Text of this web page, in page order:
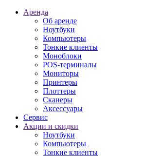
Аренда
Об аренде
Ноутбуки
Компьютеры
Тонкие клиенты
Моноблоки
POS-терминалы
Мониторы
Принтеры
Плоттеры
Сканеры
Аксессуары
Сервис
Акции и скидки
Ноутбуки
Компьютеры
Тонкие клиенты